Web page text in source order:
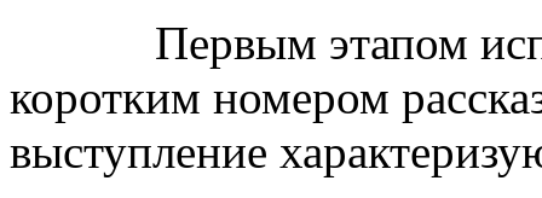
Первым этапом
коротким номером
выступление